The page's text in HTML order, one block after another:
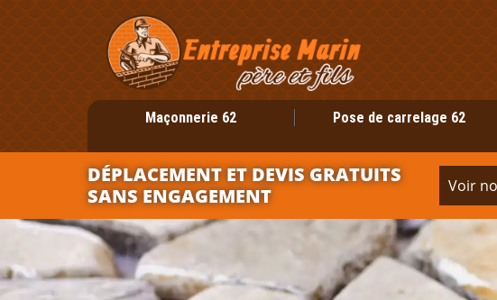
Maçonnerie 62 Pose de carrelage 62
DÉPLACEMENT ET DEVIS GRATUITS
SANS ENGAGEMENT
Voir